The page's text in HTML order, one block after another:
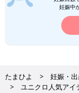
妊娠中
たまひよ 妊娠・
ユニクロ人気アイ